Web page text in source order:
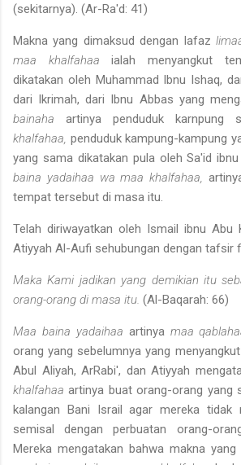
(sekitarnya). (Ar-Ra'd: 41)
Makna yang dimaksud dengan lafaz
maa khal­fahaaialah menyangkut
dikatakan oleh Muham­mad Ibnu Ishaq,
dari Ikrimah, dari Ibnu Abbas yang
bainaha artinya penduduk karnpung
khalfahaa, penduduk kampung-kampung
yang sama dikatakan pula oleh Sa'id
baina yadaihaa wa maa khalfahaa,
tempat tersebut di masa itu.
Telah diriwayatkan oleh Ismail ibnu Abu
Atiyyah Al-Aufi sehubungan dengan tafsir
Maka Kami jadikan yang demikian itu
orang-orang di masa itu. (Al-Baqarah: 66)
Maa baina yadaihaa artinya maa
orang yang sebelumnya yang
Abul Aliyah, Ar­Rabi', dan Atiyyah
khalfahaaartinya buat orang-orang yang
kalangan Bani Israil agar me­reka tidak
semisal dengan perbuatan orang-
Mereka mengatakan bahwa makna